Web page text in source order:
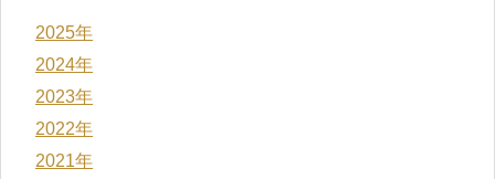
2025年
2024年
2023年
2022年
2021年